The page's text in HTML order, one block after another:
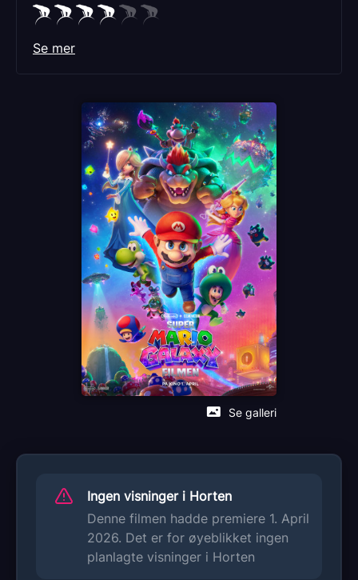
Se galleri
Rollebesetning
Benny Safdie
Anya Taylor-Joy
Brie Larson
Keegan-Michael Key
Charlie Day
Animation
Distributør
United International Pictures
Se mer
Ingen visninger i Horten
Denne filmen hadde premiere 1. April
2026. Det er for øyeblikket ingen
planlagte visninger i Horten